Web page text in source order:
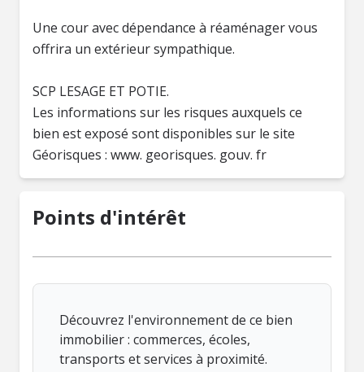
Une cour avec dépendance à réaménager vous
offrira un extérieur sympathique.
SCP LESAGE ET POTIE.
Les informations sur les risques auxquels ce
bien est exposé sont disponibles sur le site
Géorisques : www. georisques. gouv. fr
Points d'intérêt
Découvrez l'environnement de ce bien
immobilier : commerces, écoles,
transports et services à proximité.